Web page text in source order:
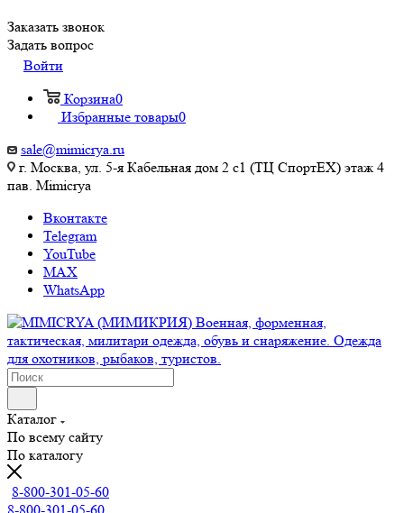
Заказать звонок
Задать вопрос
Войти
Корзина0
Избранные товары0
sale@mimicrya.ru
г. Москва, ул. 5-я Кабельная дом 2 с1 (ТЦ СпортEX) этаж 4
пав. Mimicrya
Вконтакте
Telegram
YouTube
MAX
WhatsApp
Каталог
По всему сайту
По каталогу
8-800-301-05-60